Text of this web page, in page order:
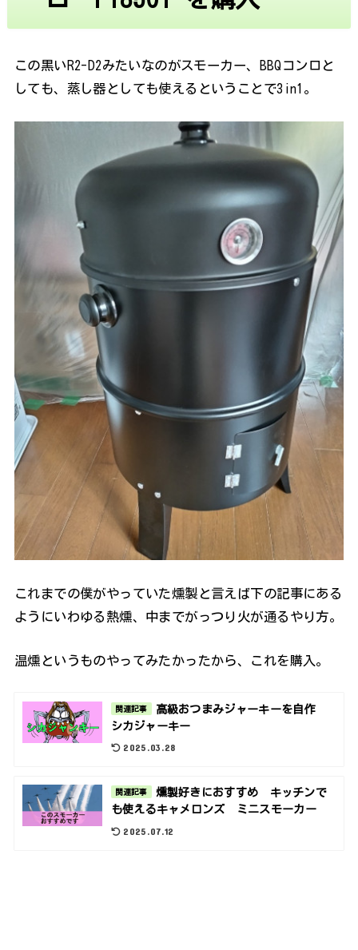
この黒いR2-D2みたいなのがスモーカー、BBQコンロと
しても、蒸し器としても使えるということで3in1。
これまでの僕がやっていた燻製と言えば下の記事にある
ようにいわゆる熱燻、中までがっつり火が通るやり方。
温燻というものやってみたかったから、これを購入。
関連記事
高級おつまみジャーキーを自作
シカジャーキー
2025.03.28
関連記事
燻製好きにおすすめ キッチンで
も使えるキャメロンズ ミニスモーカー
2025.07.12